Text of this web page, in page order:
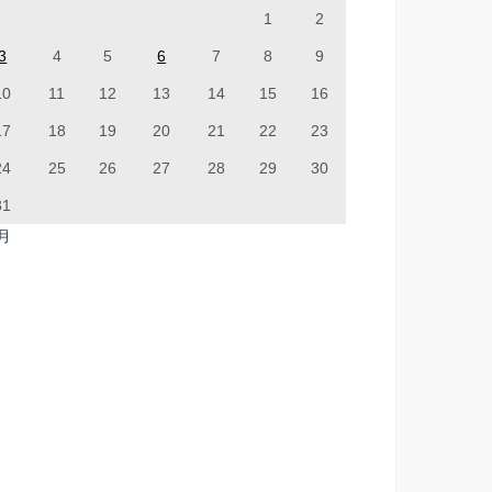
1 2
4 5 6 7 8 9
11 12 13 14 15 16
18 19 20 21 22 23
25 26 27 28 29 30